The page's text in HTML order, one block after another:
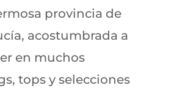
provincia de
acostumbrada a
en muchos
tops y selecciones